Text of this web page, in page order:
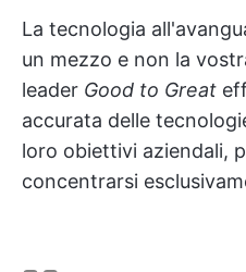
La tecnologia
un mezzo e non la
leader Good to Great
accurata delle
loro obiettivi aziendali,
concentrarsi